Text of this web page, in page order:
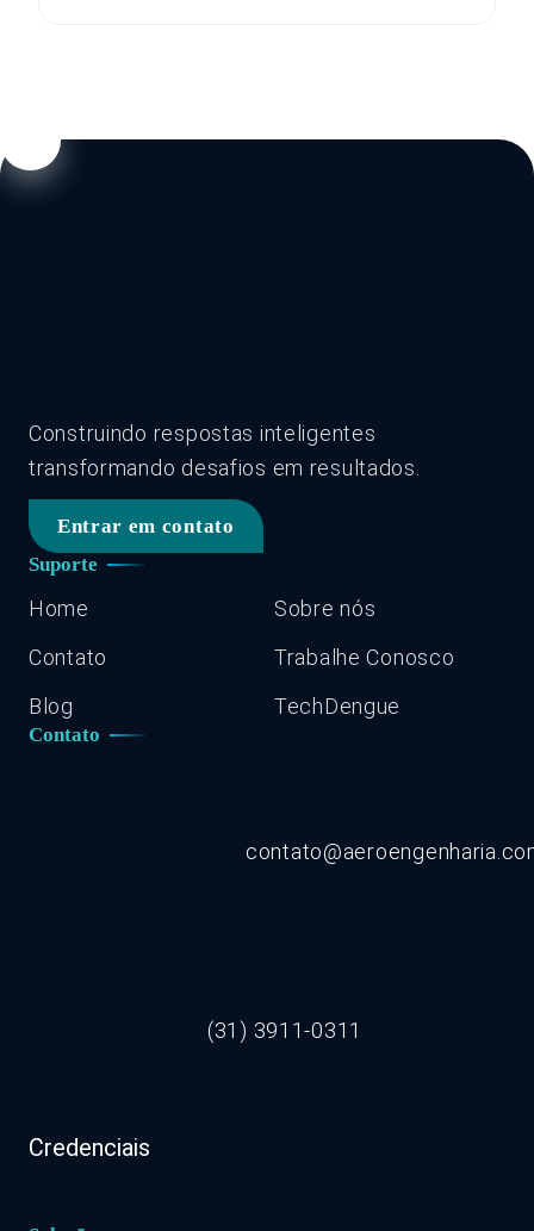
Construindo respostas inteligentes
transformando desafios em resultados.
Entrar em contato
Suporte
Home
Sobre nós
Contato
Trabalhe Conosco
Blog
TechDengue
Contato
(31) 3911-0311
Credenciais